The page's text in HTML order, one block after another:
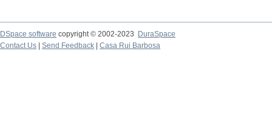
DSpace software copyright © 2002-2023
DuraSpace
Contact Us
Send Feedback Casa Rui Barbosa